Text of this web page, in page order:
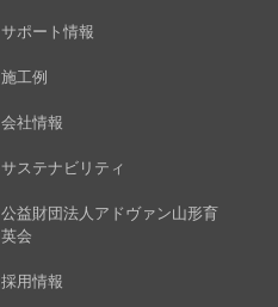
サポート情報
施工例
会社情報
サステナビリティ
公益財団法人アドヴァン山形育
英会
採用情報